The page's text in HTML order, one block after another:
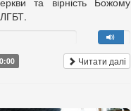
Читати далі